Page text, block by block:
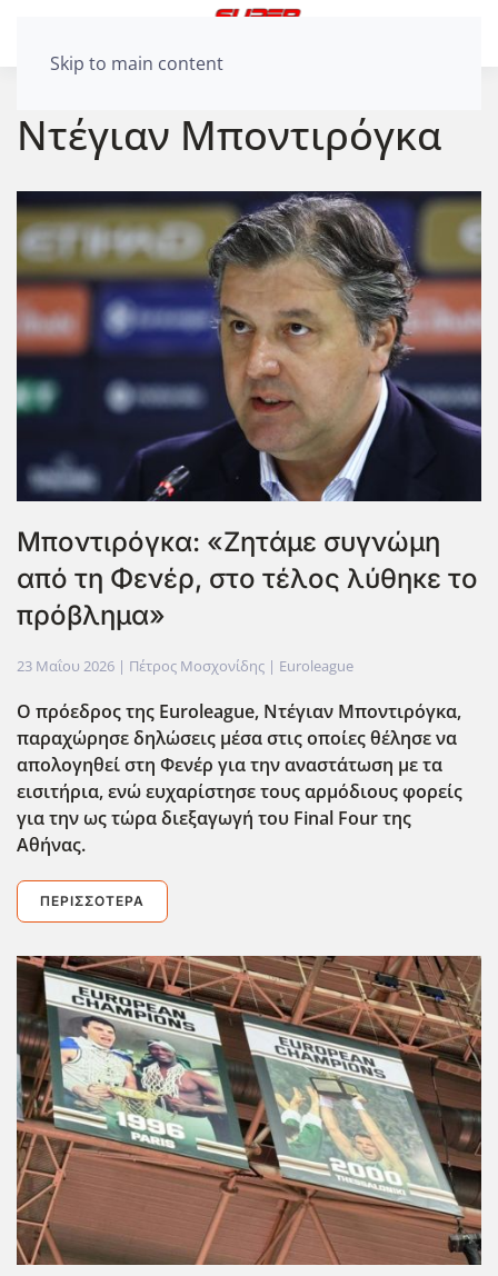
Skip to main content
Ντέγιαν Μποντιρόγκα
Μποντιρόγκα: «Ζητάμε συγνώμη
από τη Φενέρ, στο τέλος λύθηκε το
πρόβλημα»
23 Μαΐου 2026 | Πέτρος Μοσχονίδης | Euroleague
Ο πρόεδρος της Euroleague, Ντέγιαν Μποντιρόγκα,
παραχώρησε δηλώσεις μέσα στις οποίες θέλησε να
απολογηθεί στη Φενέρ για την αναστάτωση με τα
εισιτήρια, ενώ ευχαρίστησε τους αρμόδιους φορείς
για την ως τώρα διεξαγωγή του Final Four της
Αθήνας.
ΠΕΡΙΣΣΌΤΕΡΑ